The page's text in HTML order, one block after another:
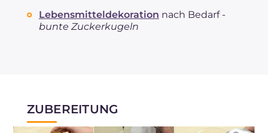
Lebensmitteldekoration nach Bedarf -
bunte Zuckerkugeln
ZUBEREITUNG